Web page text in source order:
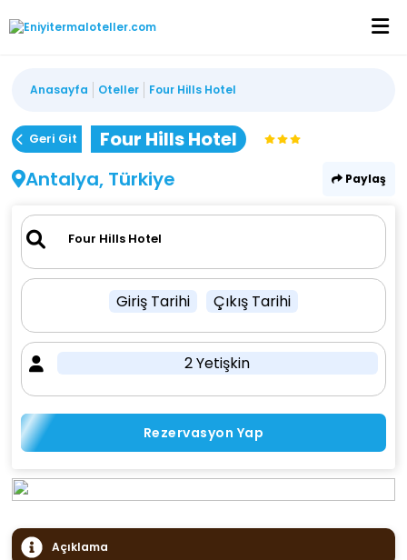
Anasayfa Oteller Four Hills Hotel
Geri Git
Four Hills Hotel
Antalya, Türkiye
Paylaş
Giriş Tarihi Çıkış Tarihi
2 Yetişkin
Rezervasyon Yap
Açıklama